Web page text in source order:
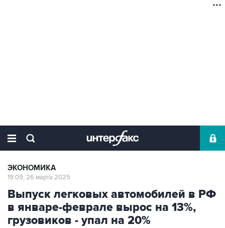
ЭКОНОМИКА
19:09, 26 марта 2025
Выпуск легковых автомобилей в РФ
в январе-феврале вырос на 13%,
грузовиков - упал на 20%